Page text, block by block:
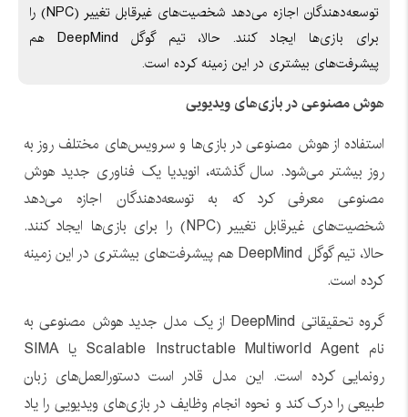
توسعه‌دهندگان اجازه می‌دهد شخصیت‌های غیرقابل تغییر (NPC) را
برای بازی‌ها ایجاد کنند. حالا، تیم گوگل DeepMind هم
پیشرفت‌های بیشتری در این زمینه کرده است.
هوش مصنوعی در بازی‌های ویدیویی
استفاده از هوش مصنوعی در بازی‌ها و سرویس‌های مختلف روز به
روز بیشتر می‌شود. سال گذشته، انویدیا یک فناوری جدید هوش
مصنوعی معرفی کرد که به توسعه‌دهندگان اجازه می‌دهد
شخصیت‌های غیرقابل تغییر (NPC) را برای بازی‌ها ایجاد کنند.
حالا، تیم گوگل DeepMind هم پیشرفت‌های بیشتری در این زمینه
کرده است.
گروه تحقیقاتی DeepMind از یک مدل جدید هوش مصنوعی به
نام Scalable Instructable Multiworld Agent یا SIMA
رونمایی کرده است. این مدل قادر است دستورالعمل‌های زبان
طبیعی را درک کند و نحوه انجام وظایف در بازی‌های ویدیویی را یاد